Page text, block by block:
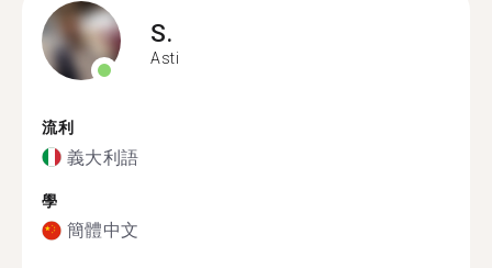
S.
Asti
流利
義大利語
學
簡體中文